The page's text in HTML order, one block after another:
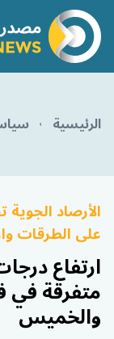
الرئيسية
الأرصاد
على الطرقات
ارتفاع
متفرقة في
والخميس